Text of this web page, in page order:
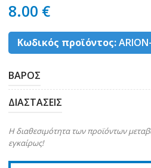
8.00 €
Κωδικός προϊόντος:
ΒΑΡΟΣ
ΔΙΑΣΤΑΣΕΙΣ
Η διαθεσιμότητα των προϊόντων
εγκαίρως!